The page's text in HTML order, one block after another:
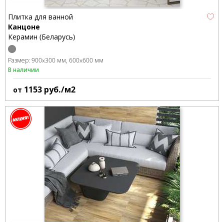
Плитка для ванной
Канцоне
Керамин (Беларусь)
Размер: 900x300 мм 600x600 мм
В наличии
от 1153 руб./м2